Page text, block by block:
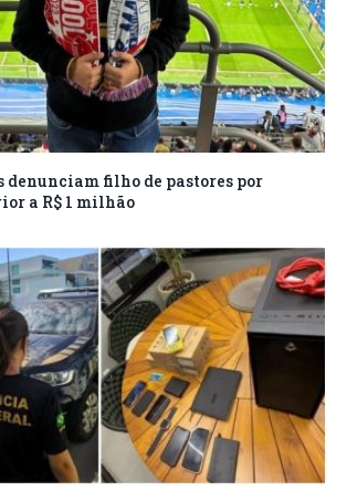
denunciam filho de pastores por
a R$ 1 milhão